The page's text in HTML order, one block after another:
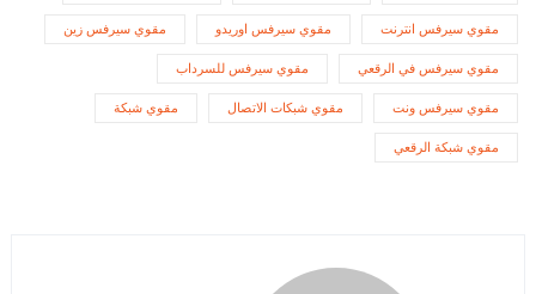
مقوي سيرفس انترنت مقوي سيرفس اوريدو مقوي سيرفس زين
مقوي سيرفس في الرقعي مقوي سيرفس للسرداب
مقوي سيرفس ونت مقوي شبكات الاتصال مقوي شبكة
مقوي شبكة الرقعي